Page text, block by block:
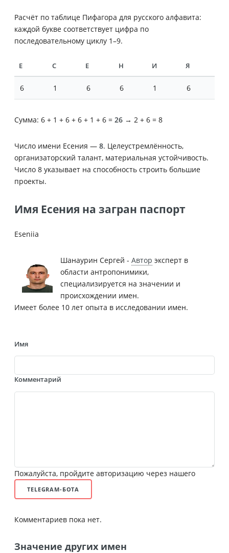
Расчёт по таблице Пифагора для русского алфавита:
каждой букве соответствует цифра по
последовательному циклу 1–9.
Е С Е Н И Я
6 1 6 6 1 6
Сумма: 6 + 1 + 6 + 6 + 1 + 6 = 26 → 2 + 6 = 8
Число имени Есения — 8. Целеустремлённость,
организаторский талант, материальная устойчивость.
Число 8 указывает на способность строить большие
проекты.
Имя Есения на загран паспорт
Eseniia
Шанаурин Сергей - Автор эксперт в
области антропонимики,
специализируется на значении и
происхождении имен.
Имеет более 10 лет опыта в исследовании имен.
Имя
Комментарий
Пожалуйста, пройдите авторизацию через нашего
TELEGRAM-БОТА
Комментариев пока нет.
Значение других имен